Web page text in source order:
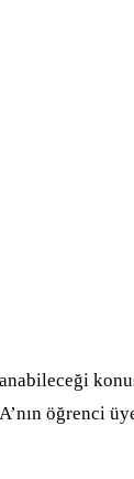
öğrenci